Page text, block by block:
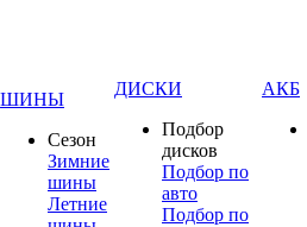
ШИНЫ
Сезон
Зимние
шины
Летние
ДИСКИ
Подбор
дисков
Подбор по
авто
Подбор по
АКБ